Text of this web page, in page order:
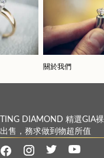
關於我們
TING DIAMOND 精選GIA
出售，務求做到物超所值